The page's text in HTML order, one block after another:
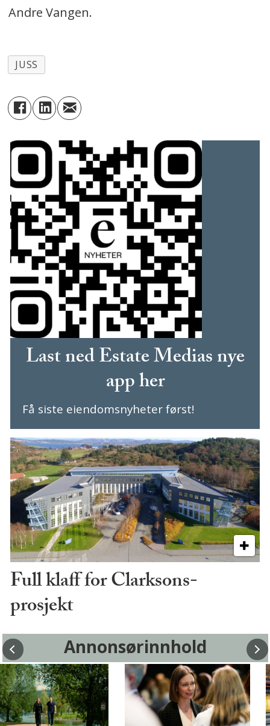
Andre Vangen.
JUSS
Last ned Estate Medias nye
app her
Få siste eiendomsnyheter først!
Full klaff for Clarksons-
prosjekt
Annonsørinnhold